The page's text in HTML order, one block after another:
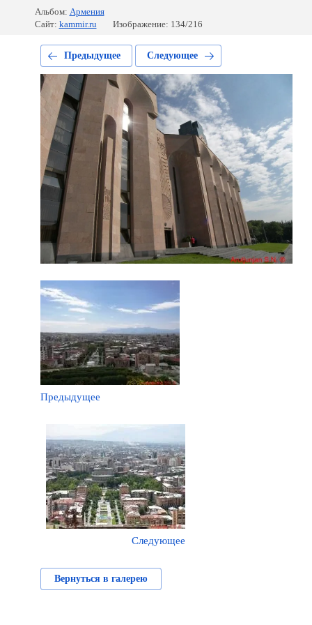
Альбом: Армения
Сайт: kammir.ru Изображение: 134/216
Предыдущее Следующее
Предыдущее
Следующее
Вернуться в галерею